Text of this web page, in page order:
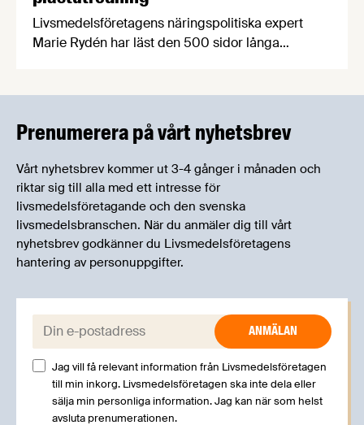
Livsmedelsföretagens näringspolitiska expert
Marie Rydén har läst den 500 sidor långa
livsmedelsindustrin mest relevanta delarna i
utredningen och sammanfattat dem.
Prenumerera på vårt nyhetsbrev
Vårt nyhetsbrev kommer ut 3-4 gånger i månaden och
riktar sig till alla med ett intresse för
livsmedelsföretagande och den svenska
livsmedelsbranschen. När du anmäler dig till vårt
nyhetsbrev godkänner du Livsmedelsföretagens
hantering av personuppgifter.
E-post:
Jag vill få relevant information från Livsmedelsföretagen
till min inkorg. Livsmedelsföretagen ska inte dela eller
sälja min personliga information. Jag kan när som helst
avsluta prenumerationen.